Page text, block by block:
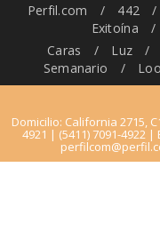
Perfil.com / 442 /
Exitoína
/
Caras
/ Luz /
Semanario
/
Domicilio: California 2715,
4921 | (5411) 7091-4922